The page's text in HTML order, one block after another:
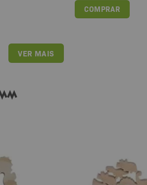
COMPRAR
VER MAIS